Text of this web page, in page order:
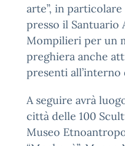
arte”, in
presso il Santuario
Mompilieri per un
preghiera anche
presenti
A seguire avrà
città delle 100
Museo